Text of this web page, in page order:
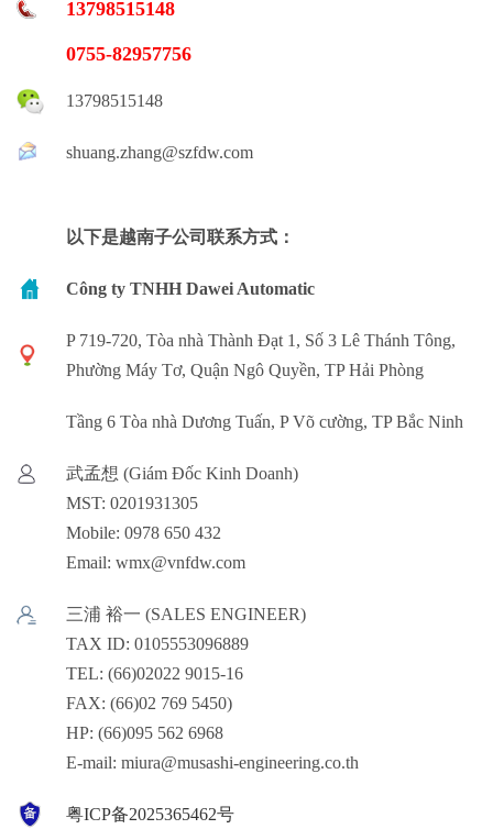
13798515148
0755-82957756
13798515148
shuang.zhang@szfdw.com
以下是越南子公司联系方式：
Công ty TNHH Dawei Automatic
P 719-720, Tòa nhà Thành Đạt 1, Số 3 Lê Thánh Tông,
Phường Máy Tơ, Quận Ngô Quyền, TP Hải Phòng
Tầng 6 Tòa nhà Dương Tuấn, P Võ cường, TP Bắc Ninh
武孟想 (Giám Đốc Kinh Doanh)
MST: 0201931305
Mobile: 0978 650 432
Email: wmx@vnfdw.com
三浦 裕一 (SALES ENGINEER)
TAX ID: 0105553096889
TEL: (66)02022 9015-16
FAX: (66)02 769 5450)
HP: (66)095 562 6968
E-mail: miura@musashi-engineering.co.th
粤ICP备2025365462号